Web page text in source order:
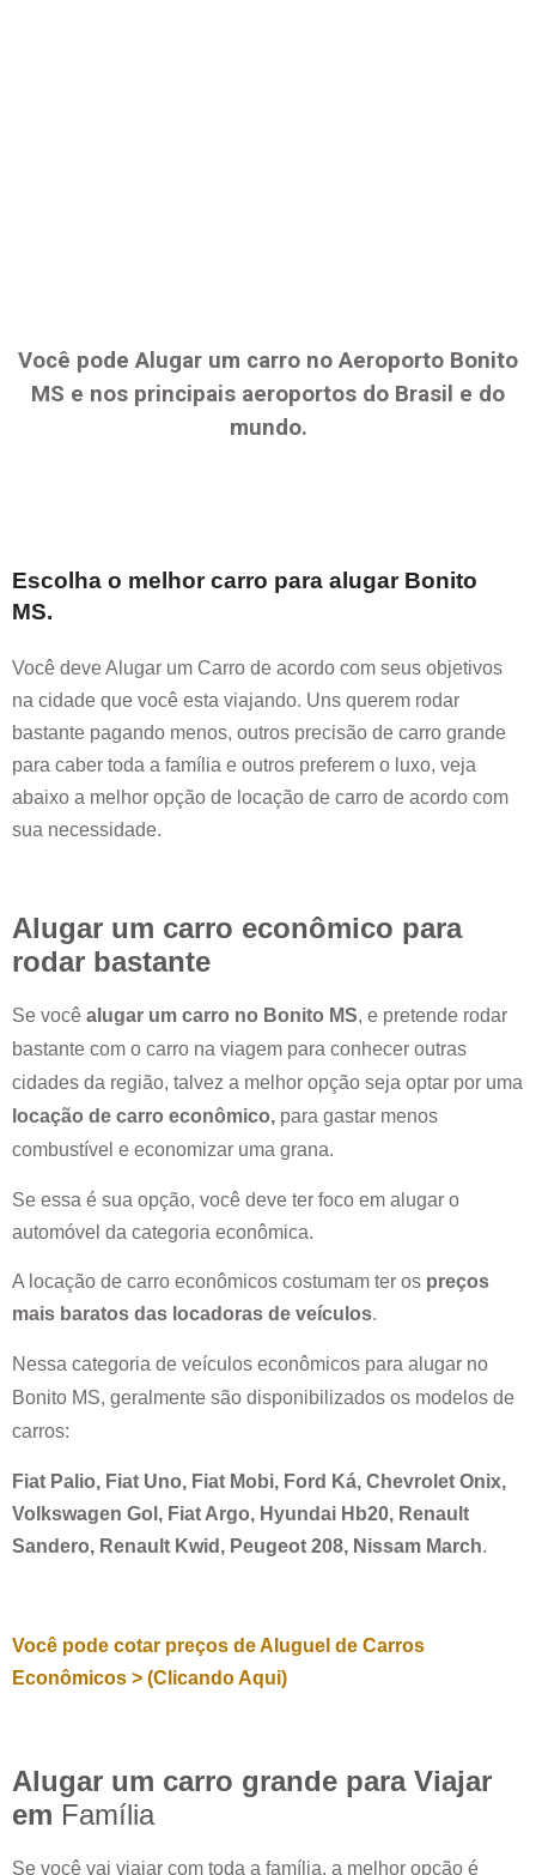
Você pode Alugar um carro no Aeroporto Bonito
MS e nos principais aeroportos do Brasil e do
mundo.
Escolha o melhor carro para alugar Bonito
MS.
Você deve Alugar um Carro de acordo com seus objetivos
na cidade que você esta viajando. Uns querem rodar
bastante pagando menos, outros precisão de carro grande
para caber toda a família e outros preferem o luxo, veja
abaixo a melhor opção de locação de carro de acordo com
sua necessidade.
Alugar um carro econômico para
rodar bastante
Se você alugar um carro no Bonito MS, e pretende rodar
bastante com o carro na viagem para conhecer outras
cidades da região, talvez a melhor opção seja optar por uma
locação de carro econômico, para gastar menos
combustível e economizar uma grana.
Se essa é sua opção, você deve ter foco em alugar o
automóvel da categoria econômica.
A locação de carro econômicos costumam ter os preços
mais baratos das locadoras de veículos.
Nessa categoria de veículos econômicos para alugar no
Bonito MS, geralmente são disponibilizados os modelos de
carros:
Fiat Palio, Fiat Uno, Fiat Mobi, Ford Ká, Chevrolet Onix,
Volkswagen Gol, Fiat Argo, Hyundai Hb20, Renault
Sandero, Renault Kwid, Peugeot 208, Nissam March.
Você pode cotar preços de Aluguel de Carros
Econômicos > (Clicando Aqui)
Alugar um carro grande para Viajar
em Família
Se você vai viajar com toda a família, a melhor opção é